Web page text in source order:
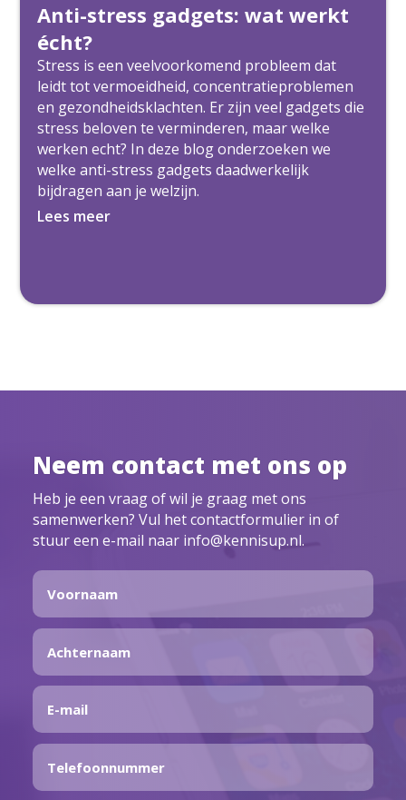
Anti-stress gadgets: wat werkt
écht?
Stress is een veelvoorkomend probleem dat
leidt tot vermoeidheid, concentratieproblemen
en gezondheidsklachten. Er zijn veel gadgets die
stress beloven te verminderen, maar welke
werken echt? In deze blog onderzoeken we
welke anti-stress gadgets daadwerkelijk
bijdragen aan je welzijn.
Lees meer
Neem contact met ons op
Heb je een vraag of wil je graag met ons
samenwerken? Vul het contactformulier in of
stuur een e-mail naar info@kennisup.nl.